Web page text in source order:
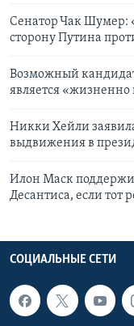
Cенатор Чак Шумер:
сторону Путина
Возможный
является
Никки Хейли
выдвижения в
Илон Маск
Десантиса, если тот
СОЦИАЛЬНЫЕ СЕТИ